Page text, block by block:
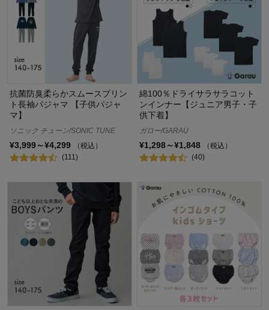
抗菌防臭柔らかスムースプリン
ト長袖パジャマ 【子供パジャ
マ】
ソニック チューン/SONIC TUNE
¥3,999～¥4,299
（税込）
(111)
綿100％ドライサラサラコット
ンインナー【ジュニア男子・子
供下着】
ガロー/GARAU
¥1,298～¥1,848
（税込）
(40)